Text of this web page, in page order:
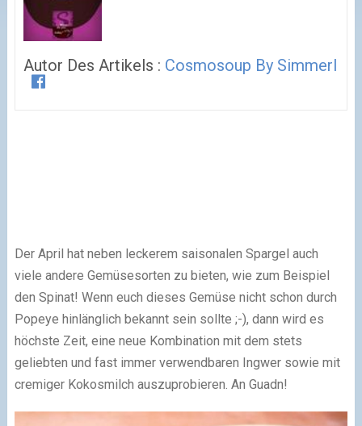
Autor Des Artikels : Cosmosoup By Simmerl
Der April hat neben leckerem saisonalen Spargel auch
viele andere Gemüsesorten zu bieten, wie zum Beispiel
den Spinat! Wenn euch dieses Gemüse nicht schon durch
Popeye hinlänglich bekannt sein sollte ;-), dann wird es
höchste Zeit, eine neue Kombination mit dem stets
geliebten und fast immer verwendbaren Ingwer sowie mit
cremiger Kokosmilch auszuprobieren. An Guadn!